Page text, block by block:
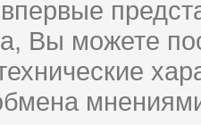
Вы можете